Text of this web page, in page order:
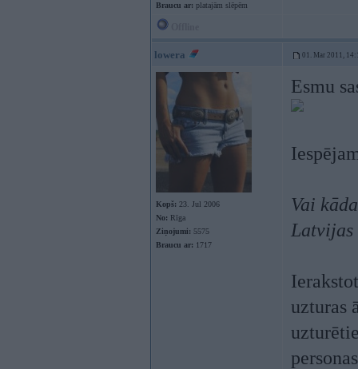
Braucu ar: platajām slēpēm
lowera 01. Mar 2011,
Kopš: 23. Jul 2006
No: Rīga
Ziņojumi: 5575
Braucu ar: 1717
Esmu
Vai
Latvijas
uzturas